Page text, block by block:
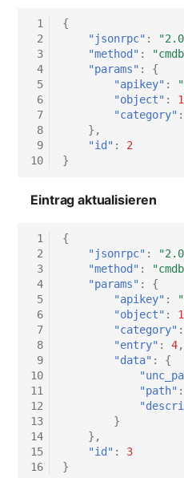
1
2
3
4
5
6
7
8
9
10
{
"jsonrpc" :
"method" :
"params" :
{
"apikey" :
"object" :
"category" :
},
"id" :
2
}
Eintrag aktualisieren
1
2
3
4
5
6
7
8
9
10
11
12
13
14
15
16
{
"jsonrpc" :
"method" :
"params" :
{
"apikey" :
"object" :
"category" :
"entry" : 4,
"data" :
{
"path" :
}
},
"id" :
3
}